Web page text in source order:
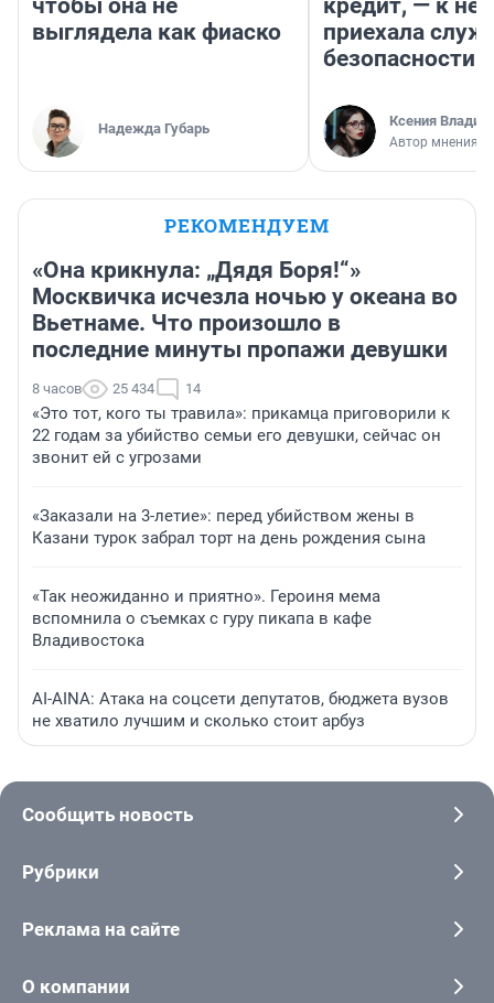
выглядела как фиаско
Надежда Губарь
приехала
безопасности
Ксения
Автор мнения
РЕКОМЕНДУЕМ
«Она крикнула: „Дядя Боря!“»
Москвичка исчезла ночью у океана во
Вьетнаме. Что произошло в
последние минуты пропажи девушки
8 часов 25 434 14
«Это тот, кого ты травила»: прикамца приговорили к
22 годам за убийство семьи его девушки, сейчас он
звонит ей с угрозами
«Заказали на 3-летие»: перед убийством жены в
Казани турок забрал торт на день рождения сына
«Так неожиданно и приятно». Героиня мема
вспомнила о съемках с гуру пикапа в кафе
Владивостока
AI-AINA: Атака на соцсети депутатов, бюджета вузов
не хватило лучшим и сколько стоит арбуз
Сообщить новость
Рубрики
Реклама на сайте
О компании